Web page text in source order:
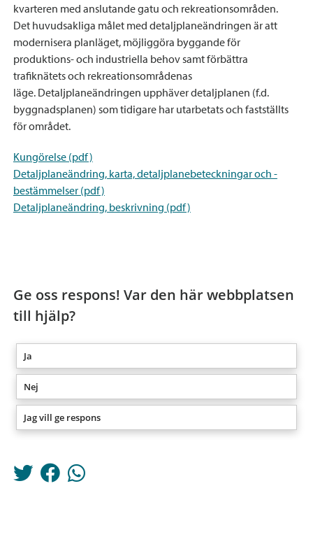
kvarteren med anslutande gatu och rekreationsområden.
Det huvudsakliga målet med detaljplaneändringen är att
modernisera planläget, möjliggöra byggande för
produktions- och industriella behov samt förbättra
trafiknätets och rekreationsområdenas
läge. Detaljplaneändringen upphäver detaljplanen (f.d.
byggnadsplanen) som tidigare har utarbetats och fastställts
för området.
Kungörelse (pdf)
Detaljplaneändring, karta, detaljplanebeteckningar och -
bestämmelser (pdf)
Detaljplaneändring, beskrivning (pdf)
Ge oss respons! Var den här webbplatsen
till hjälp?
Ja
Nej
Jag vill ge respons